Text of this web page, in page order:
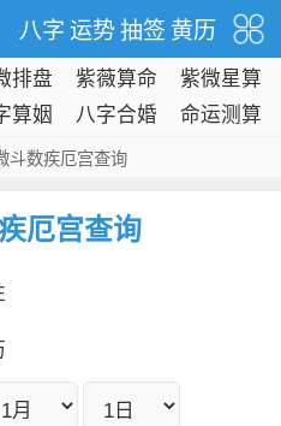
八字 运势 抽签 黄历
排盘 紫薇算命
紫微星算
命
算姻
八字合婚 命运测算
斗数疾厄宫查询
厄宫查询